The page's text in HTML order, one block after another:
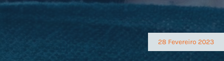
28 Fevereiro 2023
de